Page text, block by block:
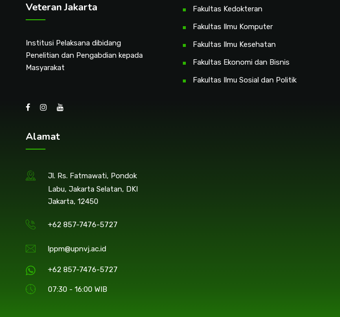
Veteran Jakarta
Institusi Pelaksana dibidang
Penelitian dan Pengabdian kepada
Masyarakat
Alamat
Jl. Rs. Fatmawati, Pondok
Labu, Jakarta Selatan, DKI
Jakarta, 12450
+62 857-7476-5727
lppm@upnvj.ac.id
+62 857-7476-5727
07:30 - 16:00 WIB
Fakultas Kedokteran
Fakultas Ilmu Komputer
Fakultas Ilmu Kesehatan
Fakultas Ekonomi dan Bisnis
Fakultas Ilmu Sosial dan Politik